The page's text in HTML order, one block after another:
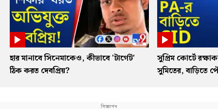
হার মানাবে সিনেমাকেও, কীভাবে 'টার্গেট'
ঠিক করত দেবপ্রিয়?
সুপ্রিম কোর্টে
সুমিতের, বাড়িতে